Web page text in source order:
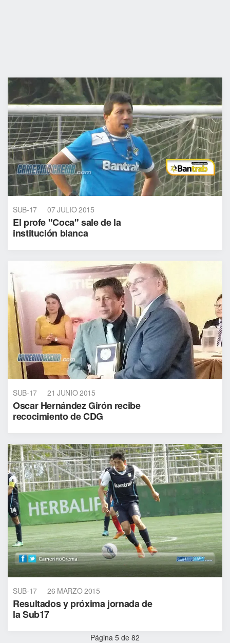
SUB-17 07 JULIO 2015
El profe "Coca" sale de la
institución blanca
SUB-17 21 JUNIO 2015
Oscar Hernández Girón recibe
recocimiento de CDG
SUB-17 26 MARZO 2015
Resultados y próxima jornada de
la Sub17
Página 5 de 82